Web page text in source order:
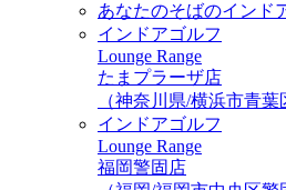
あなたのそばのインド
インドアゴルフ
Lounge Range
たまプラーザ店
（神奈川県/横浜市青葉
インドアゴルフ
Lounge Range
福岡警固店